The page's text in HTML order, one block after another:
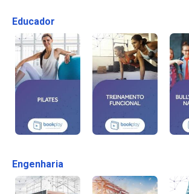
Educador
Engenharia